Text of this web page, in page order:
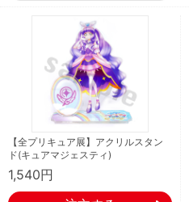
【全プリキュア展】アクリルスタン
ド(キュアマジェスティ)
1,540円